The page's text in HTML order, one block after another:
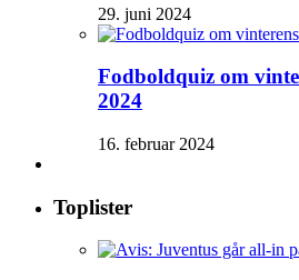
29. juni 2024
Fodboldquiz om
2024
16. februar 2024
Toplister